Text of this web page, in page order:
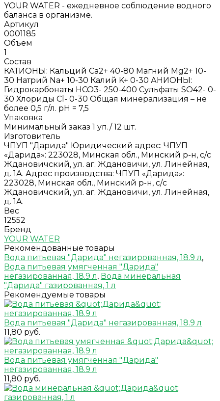
YOUR WATER - ежедневное соблюдение водного
баланса в организме.
Артикул
0001185
Объем
1
Состав
КАТИОНЫ: Кальций Ca2+ 40-80 Магний Mg2+ 10-
30 Натрий Na+ 10-30 Калий K+ 0-30 АНИОНЫ:
Гидрокарбонаты HСО3- 250-400 Сульфаты SO42- 0-
30 Хлориды Cl- 0-30 Общая минерализация – не
более 0,5 г/л. рН = 7,5
Упаковка
Минимальный заказ 1 уп./ 12 шт.
Изготовитель
ЧПУП "Дарида" Юридический адрес: ЧПУП
«Дарида»: 223028, Минская обл., Минский р-н, с/с
Ждановичский, ул. аг. Ждановичи, ул. Линейная,
д. 1А. Адрес производства: ЧПУП «Дарида»:
223028, Минская обл., Минский р-н, с/с
Ждановичский, ул. аг. Ждановичи, ул. Линейная,
д. 1А.
Вес
12552
Бренд
YOUR WATER
Рекомендованные товары
Вода питьевая "Дарида" негазированная, 18.9 л,
Вода питьевая умягченная "Дарида"
негазированная, 18.9 л, Вода минеральная
"Дарида" газированная, 1 л
Рекомендуемые товары
Вода питьевая "Дарида" негазированная, 18.9 л
11,80 руб.
Вода питьевая умягченная "Дарида"
негазированная, 18.9 л
11,80 руб.